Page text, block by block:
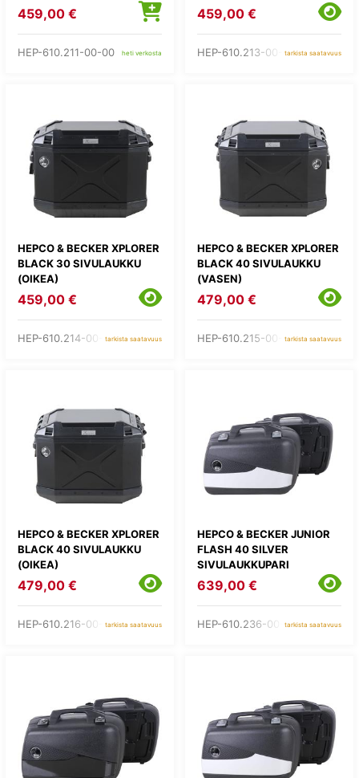
459,00 €
HEP-610.211-00-00 heti verkosta
459,00 €
HEP-610.213-00-01tarkista saatavuus
HEPCO & BECKER XPLORER
BLACK 30 SIVULAUKKU
(OIKEA)
459,00 €
HEP-610.214-00-01tarkista saatavuus
HEPCO & BECKER XPLORER
BLACK 40 SIVULAUKKU
(VASEN)
479,00 €
HEP-610.215-00-01tarkista saatavuus
HEPCO & BECKER XPLORER
BLACK 40 SIVULAUKKU
(OIKEA)
479,00 €
HEP-610.216-00-01tarkista saatavuus
HEPCO & BECKER JUNIOR
FLASH 40 SILVER
SIVULAUKKUPARI
639,00 €
HEP-610.236-00-09tarkista saatavuus